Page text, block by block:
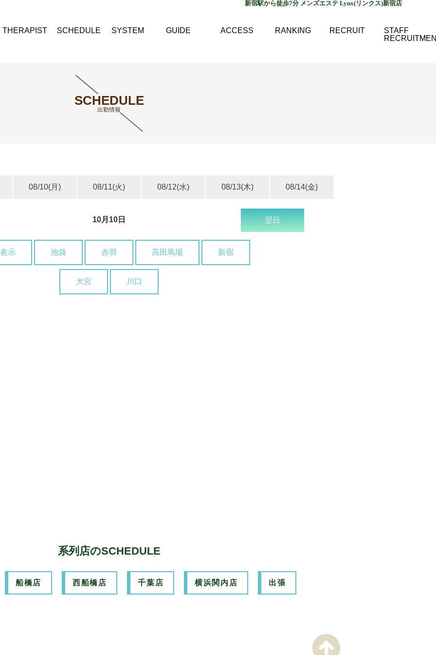
新宿駅から徒歩7分 メンズエステ Lynx(リンクス)新宿店
THERAPIST SCHEDULE SYSTEM GUIDE ACCESS RANKING RECRUIT
STAFF
SCHEDULE
出勤情報
08/10(月) 08/11(火) 08/12(水) 08/13(木) 08/14(金)
10月10日 翌日
示 池袋 赤羽 高田馬場 新宿
大宮 川口
系列店のSCHEDULE
船橋店 西船橋店 千葉店 横浜関内店 出張